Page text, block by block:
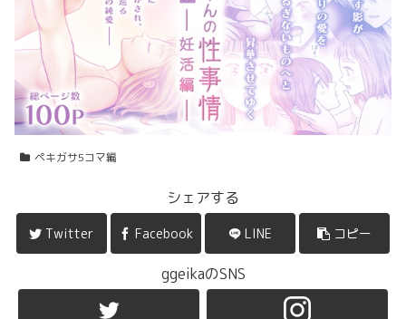
ペキガサ5コマ編
シェアする
Twitter Facebook LINE コピー
ggeikaのSNS